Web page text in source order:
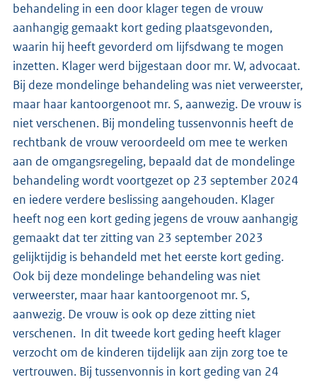
behandeling in een door klager tegen de vrouw
aanhangig gemaakt kort geding plaatsgevonden,
waarin hij heeft gevorderd om lijfsdwang te mogen
inzetten. Klager werd bijgestaan door mr. W, advocaat.
Bij deze mondelinge behandeling was niet verweerster,
maar haar kantoorgenoot mr. S, aanwezig. De vrouw is
niet verschenen. Bij mondeling tussenvonnis heeft de
rechtbank de vrouw veroordeeld om mee te werken
aan de omgangsregeling, bepaald dat de mondelinge
behandeling wordt voortgezet op 23 september 2024
en iedere verdere beslissing aangehouden. Klager
heeft nog een kort geding jegens de vrouw aanhangig
gemaakt dat ter zitting van 23 september 2023
gelijktijdig is behandeld met het eerste kort geding.
Ook bij deze mondelinge behandeling was niet
verweerster, maar haar kantoorgenoot mr. S,
aanwezig. De vrouw is ook op deze zitting niet
verschenen. In dit tweede kort geding heeft klager
verzocht om de kinderen tijdelijk aan zijn zorg toe te
vertrouwen. Bij tussenvonnis in kort geding van 24